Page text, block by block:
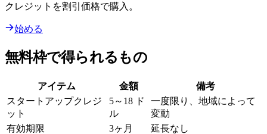
クレジットを割引価格で購入。
始める
無料枠で得られるもの
アイテム 金額
備考
スタートアップクレジ
ット
5～18 ド
ル
一度限り、地域によって
変動
有効期限
3ヶ月
延長なし